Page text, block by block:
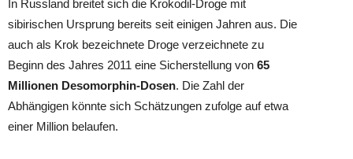
In Russland breitet sich die Krokodil-Droge mit
sibirischen Ursprung bereits seit einigen Jahren aus. Die
auch als Krok bezeichnete Droge verzeichnete zu
Beginn des Jahres 2011 eine Sicherstellung von 65
Millionen Desomorphin-Dosen. Die Zahl der
Abhängigen könnte sich Schätzungen zufolge auf etwa
einer Million belaufen.